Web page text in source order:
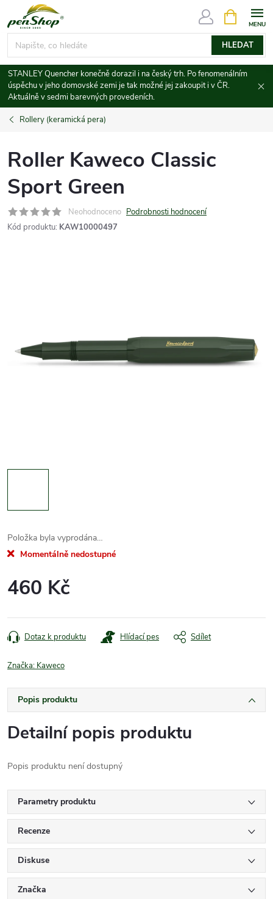
na
obsah
HLEDAT
NÁKUPNÍ
KOŠÍK
STANLEY Quencher konečně dorazil i na český trh. Po fenomenálním
úspěchu v jeho domovské zemi je tak možné jej zakoupit i v ČR.
Aktuálně v sedmi barevných provedeních.
Rollery (keramická pera)
Roller Kaweco Classic
Sport Green
Neohodnoceno Podrobnosti hodnocení
Kód produktu: KAW10000497
Položka byla vyprodána…
Momentálně nedostupné
460 Kč
cena:
Dotaz k produktu Hlídací pes Sdílet
Značka: Kaweco
Popis produktu
Detailní popis produktu
Popis produktu není dostupný
Parametry produktu
Recenze
Diskuse
Značka